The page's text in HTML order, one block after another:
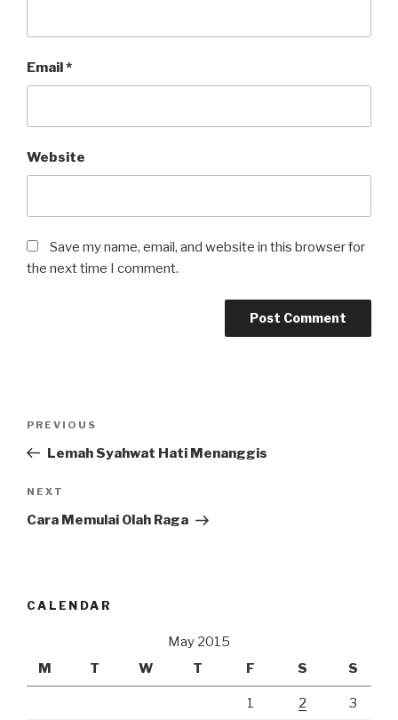
Email *
Website
Save my name, email, and website in this browser for
the next time I comment.
Previous
Post
PREVIOUS
Lemah Syahwat Hati Menanggis
Next
Post
NEXT
Cara Memulai Olah Raga
CALENDAR
May 2015
M
T W T F S S
1 2 3